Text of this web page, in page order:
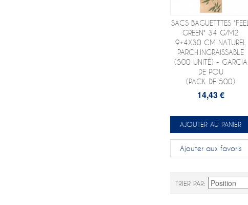
SACS BAGUETTTES "FEEL
GREEN" 34 G/M2
9+4X30 CM NATUREL
PARCH.INGRAISSABLE
(500 UNITÉ) - GARCIA
DE POU
(PACK DE 500)
14,43 €
AJOUTER AU PANIER
Ajouter aux favoris
TRIER PAR